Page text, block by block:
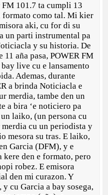
FM 101.7 ta cumpli 13
formato como tal. Mi kier
aki, cu for di su
un parti instrumental pa
y su historia. De
aña pasa, POWER FM
live cu e lansamento
Ademas, durante
a brinda Noticiacla e
merdia, tambe den un
a bira ‘e noticiero pa
laiko, (un persona cu
cu un periodista y
mesora su tras. E laiko,
Garcia (DFM), y e
den e formato, pero
robez. E emisora
den mi curazon. Y
cu Garcia a bay sosega,